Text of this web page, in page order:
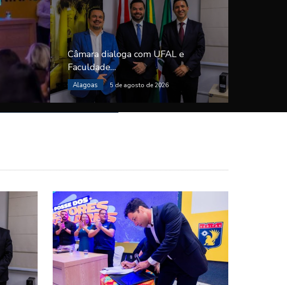
Câmara dialoga com UFAL e
Faculdade…
Alagoas 5 de agosto de 2026